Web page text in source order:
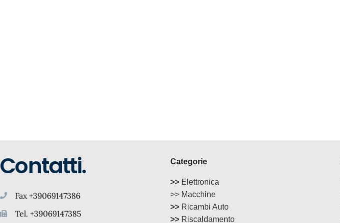
Contatti.
Fax +39069147386
Tel. +39069147385
Categorie
>>Elettronica
>> Macchine
>>Ricambi Auto
>>Riscaldamento